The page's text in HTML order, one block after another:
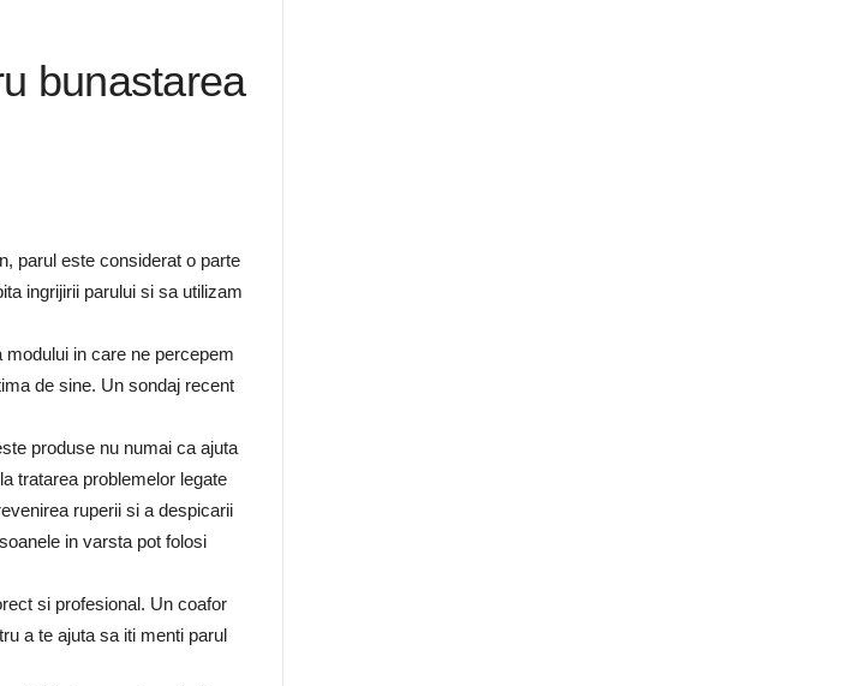
bunastarea
parul este considerat o parte
ingrijirii parului si sa utilizam
in care ne percepem
de sine. Un sondaj recent
produse nu numai ca ajuta
tratarea problemelor legate
ruperii si a despicarii
in varsta pot folosi
si profesional. Un coafor
a te ajuta sa iti menti parul